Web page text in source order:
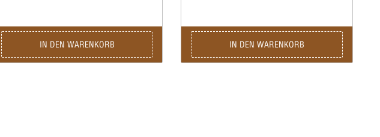
komplett mit Ausstoßer und Gewindering
geliefert.
IN DEN WARENKORB IN DEN WARENKORB